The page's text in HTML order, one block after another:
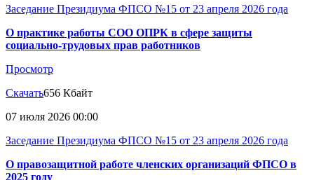
Заседание Президиума ФПСО №15 от 23 апреля 2026 года
О практике работы СОО ОПРК в сфере защиты
социально-трудовых прав работников
Просмотр
Скачать656 Кбайт
07 июля 2026 00:00
Заседание Президиума ФПСО №15 от 23 апреля 2026 года
О правозащитной работе членских организаций ФПСО в
2025 году